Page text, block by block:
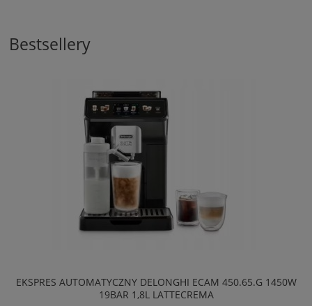
Bestsellery
EKSPRES AUTOMATYCZNY DELONGHI ECAM 450.65.G 1450W
19BAR 1,8L LATTECREMA